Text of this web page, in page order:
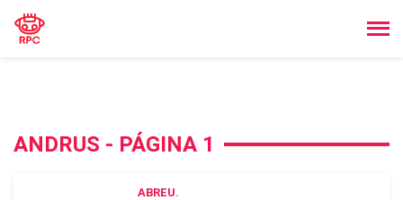
ANDRUS - PÁGINA 1
ABREU.